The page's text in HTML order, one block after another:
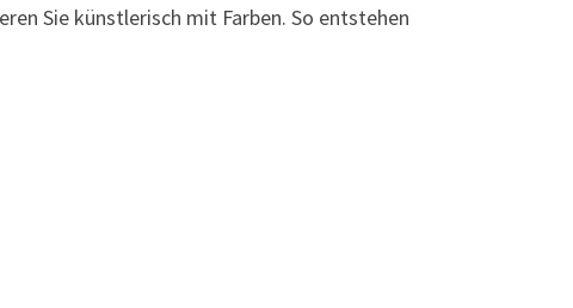
Sie künstlerisch mit Farben. So entstehen